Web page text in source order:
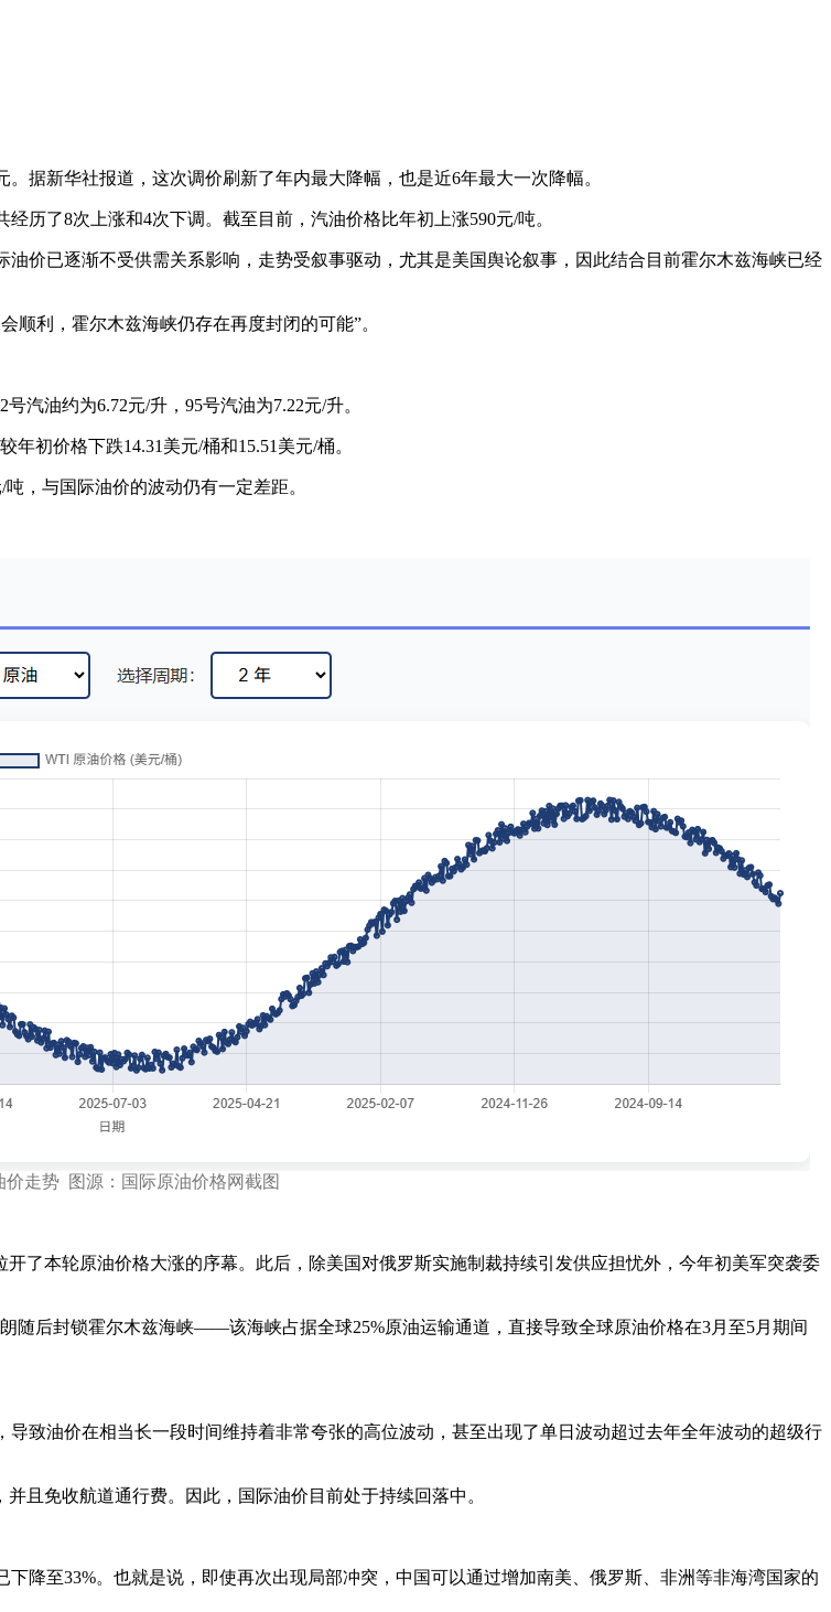
据新华社报道，这次调价刷新了年内最大降幅，也是近6年最大一次降幅。
历了8次上涨和4次下调。截至目前，汽油价格比年初上涨590元/吨。
价已逐渐不受供需关系影响，走势受叙事驱动，尤其是美国舆论叙事，因此结合目前霍尔木兹海峡已经
顺利，霍尔木兹海峡仍存在再度封闭的可能”。
汽油约为6.72元/升，95号汽油为7.22元/升。
初价格下跌14.31美元/桶和15.51美元/桶。
，与国际油价的波动仍有一定差距。
价走势 图源：国际原油价格网截图
了本轮原油价格大涨的序幕。此后，除美国对俄罗斯实施制裁持续引发供应担忧外，今年初美军突袭委
随后封锁霍尔木兹海峡——该海峡占据全球25%原油运输通道，直接导致全球原油价格在3月至5月期间
致油价在相当长一段时间维持着非常夸张的高位波动，甚至出现了单日波动超过去年全年波动的超级行
且免收航道通行费。因此，国际油价目前处于持续回落中。
降至33%。也就是说，即使再次出现局部冲突，中国可以通过增加南美、俄罗斯、非洲等非海湾国家的